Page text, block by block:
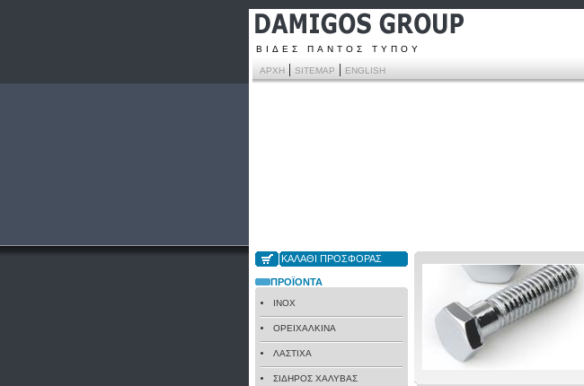
ΒΙΔΕΣ ΠΑΝΤΟΣ ΤΥΠΟΥ
ΑΡΧΗ | SITEMAP | ENGLISH
ΚΑΛΑΘΙ ΠΡΟΣΦΟΡΑΣ
ΠΡΟΪΟΝΤΑ
INOX
ΟΡΕΙΧΑΛΚΙΝΑ
ΛΑΣΤΙΧΑ
ΣΙΔΗΡΟΣ ΧΑΛΥΒΑΣ